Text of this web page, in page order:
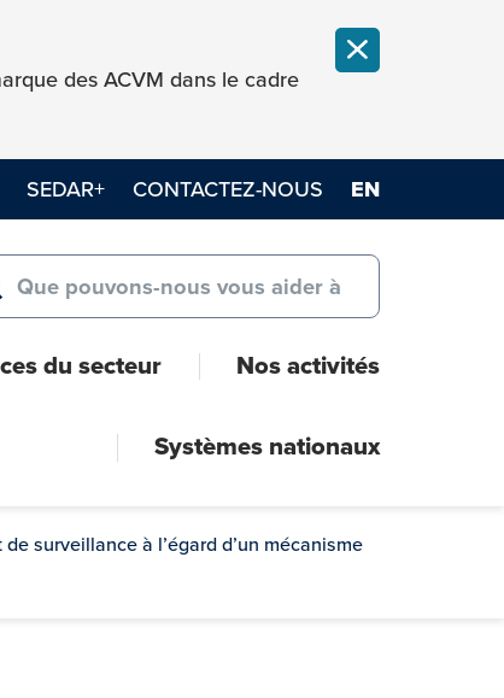
des ACVM dans le cadre
FERMER LA
SEDAR+ CONTACTEZ-NOUS EN
for:
du secteur Nos activités
Systèmes nationaux
surveillance à l’égard d’un mécanisme